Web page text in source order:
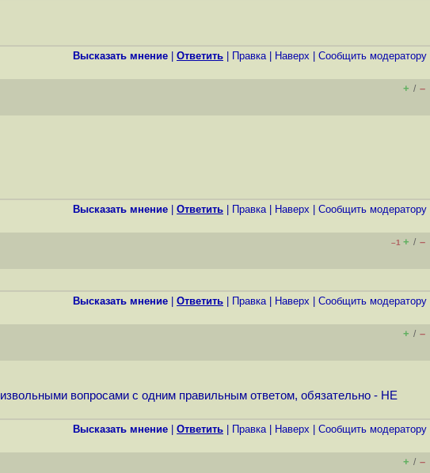
Высказать мнение Ответить Правка| Наверх Cообщить модератору
+ / –
Высказать мнение Ответить Правка| Наверх Cообщить модератору
–1 + / –
Высказать мнение Ответить Правка| Наверх Cообщить модератору
+ / –
вопросами с одним правильным ответом, обязательно - НЕ
Высказать мнение Ответить Правка| Наверх Cообщить модератору
+ / –